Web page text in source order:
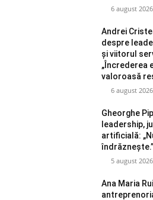
6 august 2026
Andrei
despre
și viitorul
„Încrederea
valoroasă
6 august 2026
Gheorghe
leadership,
artificială:
îndrăznește.”
5 august 2026
Ana Maria